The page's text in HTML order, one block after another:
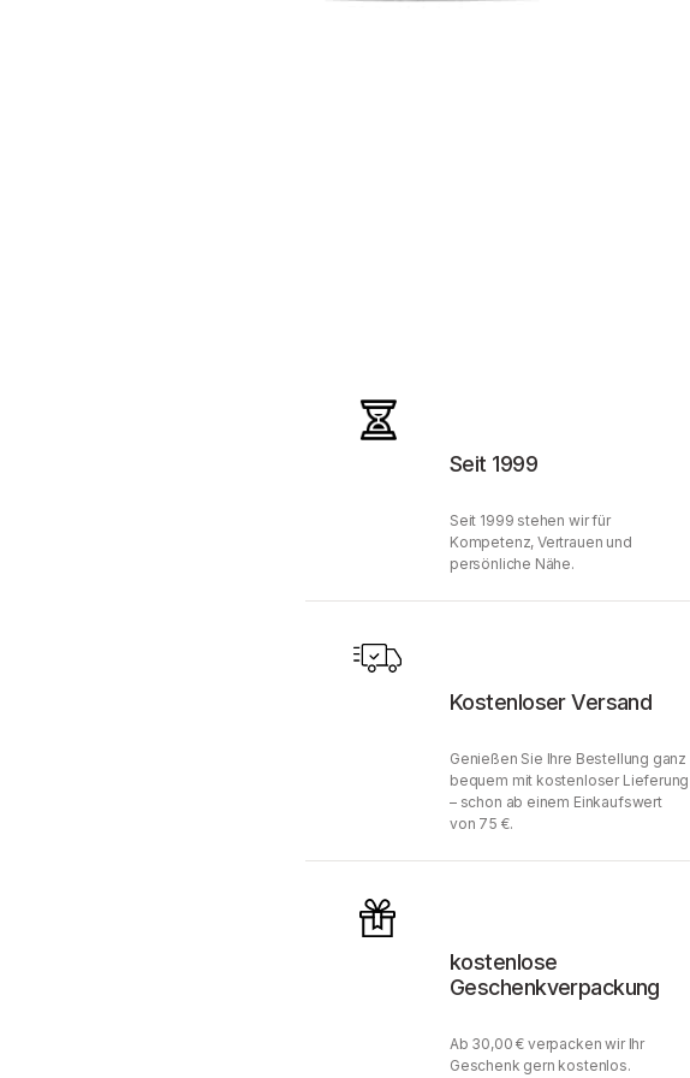
Seit 1999
Seit 1999 stehen wir für
Kompetenz, Vertrauen und
persönliche Nähe.
Kostenloser Versand
Genießen Sie Ihre Bestellung ganz
bequem mit kostenloser Lieferung
– schon ab einem Einkaufswert
von 75 €.
kostenlose
Geschenkverpackung
Ab 30,00 € verpacken wir Ihr
Geschenk gern kostenlos.